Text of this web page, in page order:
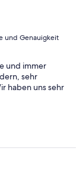
und Genauigkeit
und immer
sehr
haben uns sehr